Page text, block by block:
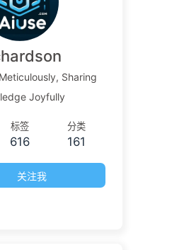
Sharing
Joyfully
标签
616
分类
161
关注我